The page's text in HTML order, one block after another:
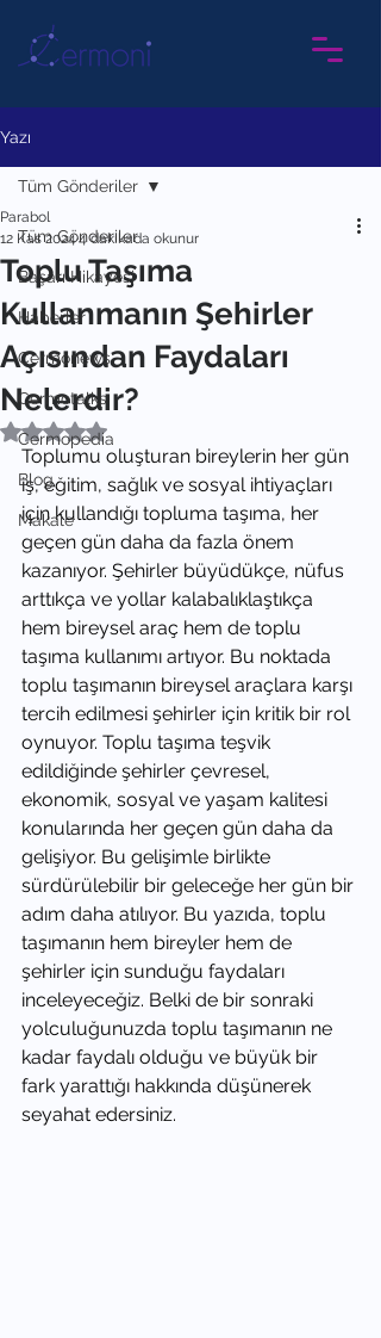
Yazı
Tüm Gönderiler
Başarı Hikayesi
Haberler
Cermonews
Cermotalks
Cermopedia
Blog
Makale
Tüm Gönderiler
Toplu Taşıma
Kullanmanın Şehirler
Açısından Faydaları
Nelerdir?
Parabol
12 Kas 20244 dakikada okunur
5 üzerinden NaN yıldız
Toplumu oluşturan bireylerin her gün
iş, eğitim, sağlık ve sosyal ihtiyaçları
için kullandığı topluma taşıma, her
geçen gün daha da fazla önem
kazanıyor. Şehirler büyüdükçe, nüfus
arttıkça ve yollar kalabalıklaştıkça
hem bireysel araç hem de toplu
taşıma kullanımı artıyor. Bu noktada
toplu taşımanın bireysel araçlara karşı
tercih edilmesi şehirler için kritik bir rol
oynuyor. Toplu taşıma teşvik
edildiğinde şehirler çevresel,
ekonomik, sosyal ve yaşam kalitesi
konularında her geçen gün daha da
gelişiyor. Bu gelişimle birlikte
sürdürülebilir bir geleceğe her gün bir
adım daha atılıyor. Bu yazıda, toplu
taşımanın hem bireyler hem de
şehirler için sunduğu faydaları
inceleyeceğiz. Belki de bir sonraki
yolculuğunuzda toplu taşımanın ne
kadar faydalı olduğu ve büyük bir
fark yarattığı hakkında düşünerek
seyahat edersiniz.